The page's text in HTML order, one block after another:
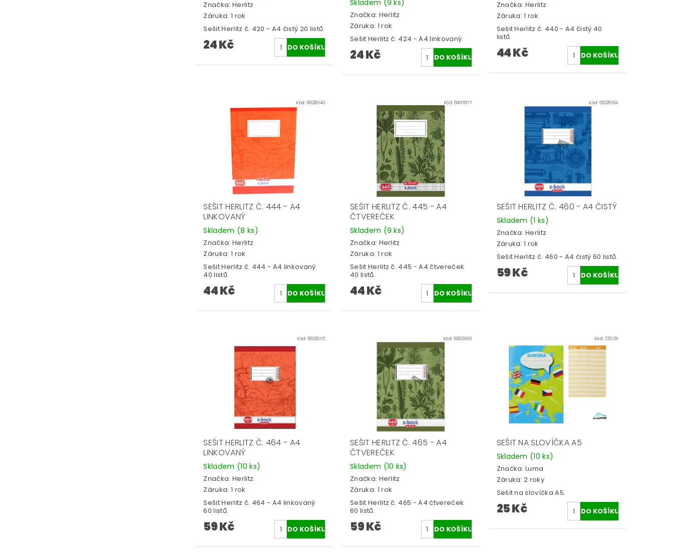
Značka: Herlitz
Záruka: 1 rok
Sešit Herlitz č. 420 - A4 čistý 20 listů.
24 Kč
Skladem (9 ks)
Značka: Herlitz
Záruka: 1 rok
Sešit Herlitz č. 424 - A4 linkovaný.
24 Kč
Značka:Herlitz
Záruka: 1 rok
Sešit Herlitz č. 440 - A4 čistý 40
listů.
44 Kč
Kód: 60028149
SEŠIT HERLITZ Č. 444 - A4
LINKOVANÝ
Skladem (8 ks)
Značka: Herlitz
Záruka: 1 rok
Sešit Herlitz č. 444 - A4 linkovaný
40 listů.
44 Kč
Kód: 60078177
SEŠIT HERLITZ Č. 445 - A4
ČTVEREČEK
Skladem (9 ks)
Značka: Herlitz
Záruka: 1 rok
Sešit Herlitz č. 445 - A4 čtvereček
40 listů.
44 Kč
Kód:60028164
SEŠIT HERLITZ Č. 460 - A4 ČISTÝ
Skladem (1 ks)
Značka:Herlitz
Záruka: 1 rok
Sešit Herlitz č. 460 - A4 čistý 60 listů.
59 Kč
Kód: 60028172
SEŠIT HERLITZ Č. 464 - A4
LINKOVANÝ
Skladem (10 ks)
Značka: Herlitz
Záruka: 1 rok
Sešit Herlitz č. 464 - A4 linkovaný
60 listů.
59 Kč
Kód: 60028180
SEŠIT HERLITZ Č. 465 - A4
ČTVEREČEK
Skladem (10 ks)
Značka: Herlitz
Záruka: 1 rok
Sešit Herlitz č. 465 - A4 čtvereček
60 listů.
59 Kč
Kód: 232135
SEŠIT NA SLOVÍČKA A5
Skladem (10 ks)
Značka:Luma
Záruka: 2 roky
Sešit na slovíčka A5.
25 Kč